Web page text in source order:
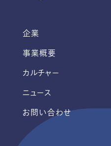
企業
事業概要
カルチャー
ニュース
お問い合わせ